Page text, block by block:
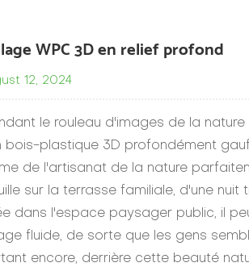
WPC 3D en relief profond
12, 2024
le rouleau d'images de la
bois-plastique 3D profondément
de l'artisanat de la nature
sur la terrasse familiale, d'une
dans l'espace paysager public, il
fluide, de sorte que les gens
encore, derrière cette beauté